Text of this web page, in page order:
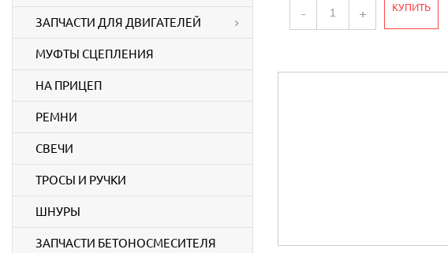
ЗАПЧАСТИ ДЛЯ ДВИГАТЕЛЕЙ
МУФТЫ СЦЕПЛЕНИЯ
НА ПРИЦЕП
РЕМНИ
СВЕЧИ
ТРОСЫ И РУЧКИ
ШНУРЫ
ЗАПЧАСТИ БЕТОНОСМЕСИТЕЛЯ
- + КУПИТЬ